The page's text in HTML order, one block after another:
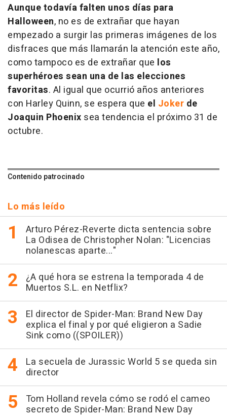
Aunque todavía falten unos días para
Halloween, no es de extrañar que hayan
empezado a surgir las primeras imágenes de los
disfraces que más llamarán la atención este año,
como tampoco es de extrañar que los
superhéroes sean una de las elecciones
favoritas. Al igual que ocurrió años anteriores
con Harley Quinn, se espera que el Joker de
Joaquin Phoenix sea tendencia el próximo 31 de
octubre.
Contenido patrocinado
Lo más leído
Arturo Pérez-Reverte dicta sentencia sobre
La Odisea de Christopher Nolan: "Licencias
nolanescas aparte..."
¿A qué hora se estrena la temporada 4 de
Muertos S.L. en Netflix?
El director de Spider-Man: Brand New Day
explica el final y por qué eligieron a Sadie
Sink como ((SPOILER))
La secuela de Jurassic World 5 se queda sin
director
Tom Holland revela cómo se rodó el cameo
secreto de Spider-Man: Brand New Day